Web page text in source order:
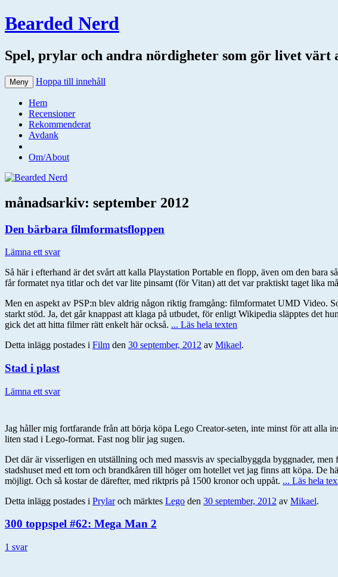
Bearded Nerd
Spel, prylar och andra nördigheter som gör livet värt
Meny Hoppa till innehåll
Hem
Recensioner
Rekommenderat
Avdank
Om/About
månadsarkiv: september 2012
Den bärbara filmformatsfloppen
Lämna ett svar
Så här i efterhand är det svårt att kalla Playstation Portable en flopp, även om den
får formatet nya titlar och det var lite pinsamt (för Vitan) att det var praktiskt taget lika
Men en aspekt av PSP:n blev aldrig någon riktig framgång: filmformatet UMD Video.
starkt stöd. Ja, det går knappast att klaga på utbudet, för enligt Wikipedia släpptes det
gick det att hitta filmer rätt enkelt här också. ... Läs hela texten
Detta inlägg postades i Film den 30 september, 2012 av Mikael.
Stad i plast
Lämna ett svar
Jag håller mig fortfarande från att börja köpa Lego Creator-seten, inte minst för att alla
liten stad i Lego-format. Fast nog blir jag sugen.
Det där är visserligen en utställning och med massvis av specialbyggda byggnader,
stadshuset med ett torn och brandkåren till höger om hotellet vet jag finns att köpa. De
möjligt. Och så kostar de därefter, med riktpris på 1500 kronor och uppåt. ... Läs hela
Detta inlägg postades i Prylaroch märktes Lego den 30 september, 2012 av Mikael.
300 toppspel #62: Mega Man 2
1 svar